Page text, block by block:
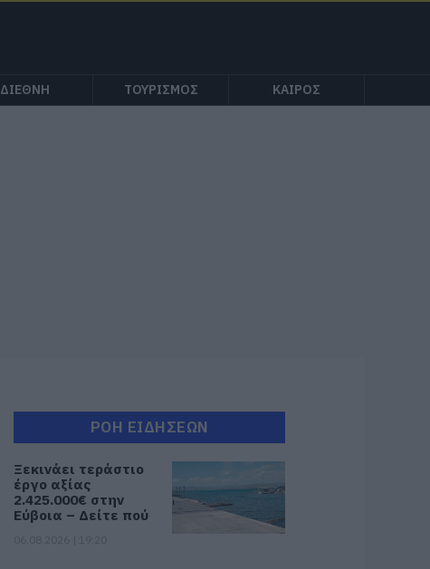
ΔΙΕΘΝΗ ΤΟΥΡΙΣΜΟΣ ΚΑΙΡΟΣ
ΡΟΗ ΕΙΔΗΣΕΩΝ
Ξεκινάει τεράστιο
έργο αξίας
2.425.000€ στην
Εύβοια – Δείτε πού